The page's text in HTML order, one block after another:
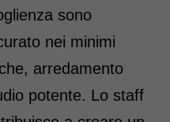
sono
nei minimi
arredamento
potente. Lo staff